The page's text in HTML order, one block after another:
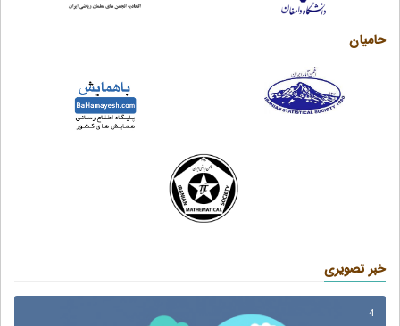
حامیان
خبر تصویری
4